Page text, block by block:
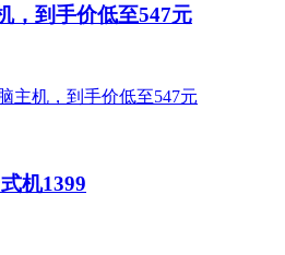
，到手价低至547元
机1399